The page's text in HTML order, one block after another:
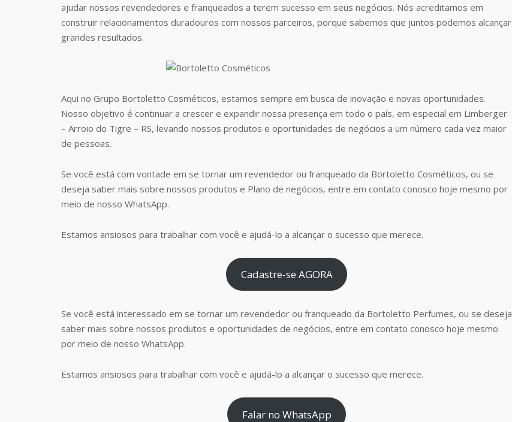
ajudar nossos revendedores e franqueados a terem sucesso em seus negócios. Nós acreditamos em
construir relacionamentos duradouros com nossos parceiros, porque sabemos que juntos podemos alcançar
grandes resultados.
Aqui no Grupo Bortoletto Cosméticos, estamos sempre em busca de inovação e novas oportunidades.
Nosso objetivo é continuar a crescer e expandir nossa presença em todo o país, em especial em Limberger
– Arroio do Tigre – RS, levando nossos produtos e oportunidades de negócios a um número cada vez maior
de pessoas.
Se você está com vontade em se tornar um revendedor ou franqueado da Bortoletto Cosméticos, ou se
deseja saber mais sobre nossos produtos e Plano de negócios, entre em contato conosco hoje mesmo por
meio de nosso WhatsApp.
Estamos ansiosos para trabalhar com você e ajudá-lo a alcançar o sucesso que merece.
Cadastre-se AGORA
Se você está interessado em se tornar um revendedor ou franqueado da Bortoletto Perfumes, ou se deseja
saber mais sobre nossos produtos e oportunidades de negócios, entre em contato conosco hoje mesmo
por meio de nosso WhatsApp.
Estamos ansiosos para trabalhar com você e ajudá-lo a alcançar o sucesso que merece.
Falar no WhatsApp